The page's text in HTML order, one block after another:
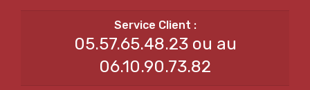
05.57.65.48.23 ou au
06.10.90.73.82